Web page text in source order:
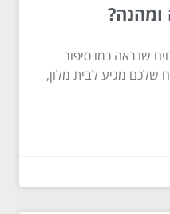
ומהנה?
שנראה כמו סיפור
שלכם מגיע לבית מלון,